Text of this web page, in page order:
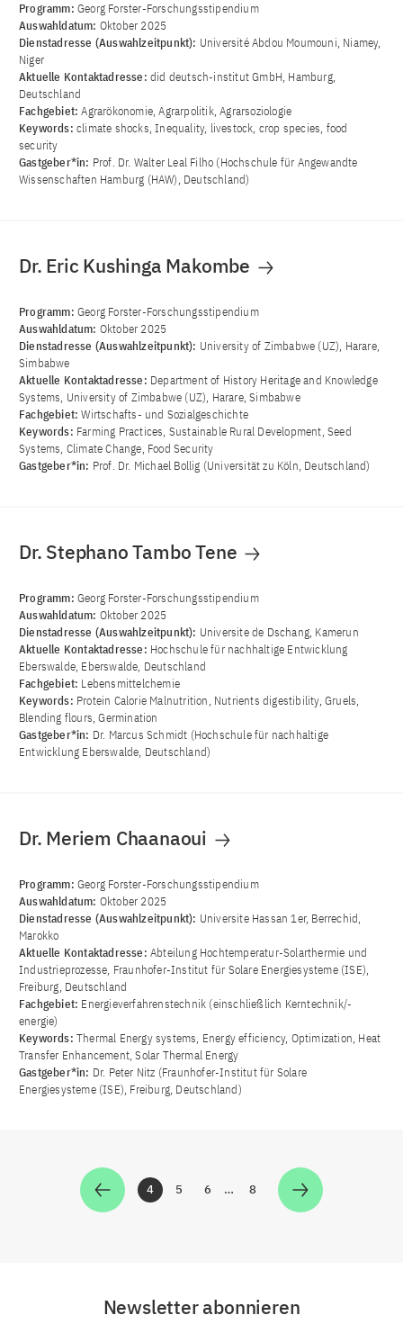
Programm: Georg Forster-Forschungsstipendium
Auswahldatum: Oktober 2025
Dienstadresse (Auswahlzeitpunkt): Université Abdou Moumouni, Niamey,
Niger
Aktuelle Kontaktadresse: did deutsch-institut GmbH, Hamburg,
Deutschland
Fachgebiet:Agrarökonomie, Agrarpolitik, Agrarsoziologie
Keywords: climate shocks, Inequality, livestock, crop species, food
security
Gastgeber*in: Prof. Dr. Walter Leal Filho (Hochschule für Angewandte
Wissenschaften Hamburg (HAW), Deutschland)
Dr. Eric Kushinga Makombe
Programm: Georg Forster-Forschungsstipendium
Auswahldatum: Oktober 2025
Dienstadresse (Auswahlzeitpunkt): University of Zimbabwe (UZ), Harare,
Simbabwe
Aktuelle Kontaktadresse: Department of History Heritage and Knowledge
Systems, University of Zimbabwe (UZ), Harare, Simbabwe
Fachgebiet:Wirtschafts- und Sozialgeschichte
Keywords: Farming Practices, Sustainable Rural Development, Seed
Systems, Climate Change, Food Security
Gastgeber*in: Prof. Dr. Michael Bollig (Universität zu Köln, Deutschland)
Dr. Stephano Tambo Tene
Programm: Georg Forster-Forschungsstipendium
Auswahldatum: Oktober 2025
Dienstadresse (Auswahlzeitpunkt): Universite de Dschang, Kamerun
Aktuelle Kontaktadresse: Hochschule für nachhaltige Entwicklung
Eberswalde, Eberswalde, Deutschland
Fachgebiet: Lebensmittelchemie
Keywords: Protein Calorie Malnutrition, Nutrients digestibility, Gruels,
Blending flours, Germination
Gastgeber*in: Dr. Marcus Schmidt (Hochschule für nachhaltige
Entwicklung Eberswalde, Deutschland)
Dr. Meriem Chaanaoui
Programm: Georg Forster-Forschungsstipendium
Auswahldatum: Oktober 2025
Dienstadresse (Auswahlzeitpunkt): Universite Hassan 1er, Berrechid,
Marokko
Aktuelle Kontaktadresse: Abteilung Hochtemperatur-Solarthermie und
Industrieprozesse, Fraunhofer-Institut für Solare Energiesysteme (ISE),
Freiburg, Deutschland
Fachgebiet: Energieverfahrenstechnik (einschließlich Kerntechnik/-
energie)
Keywords: Thermal Energy systems, Energy efficiency, Optimization, Heat
Transfer Enhancement, Solar Thermal Energy
Gastgeber*in: Dr. Peter Nitz (Fraunhofer-Institut für Solare
Energiesysteme (ISE), Freiburg, Deutschland)
Zur Seite
4 Zur Seite
5 Zur Seite
6 … Zur Seite
8
Newsletter abonnieren